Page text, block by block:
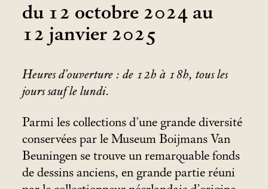
du 12 octobre 2024 au
12 janvier 2025
Heures d’ouverture : de 12h à 18h, tous les
jours sauf le lundi.
Parmi les collections d’une grande diversité
conservées par le Museum Boijmans Van
Beuningen se trouve un remarquable fonds
de dessins anciens, en grande partie réuni